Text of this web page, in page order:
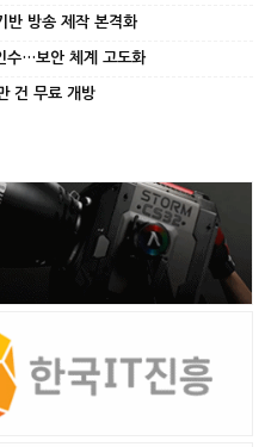
반 방송 제작 본격화
수…보안 체계 고도화
건 무료 개방